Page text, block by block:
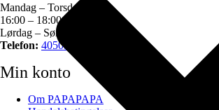
Mandag – Torsdag
16:00 – 18:00 pm
Lørdag – Søndag – Lukket
Telefon: 40505034
Min konto
Om PAPAPAPA